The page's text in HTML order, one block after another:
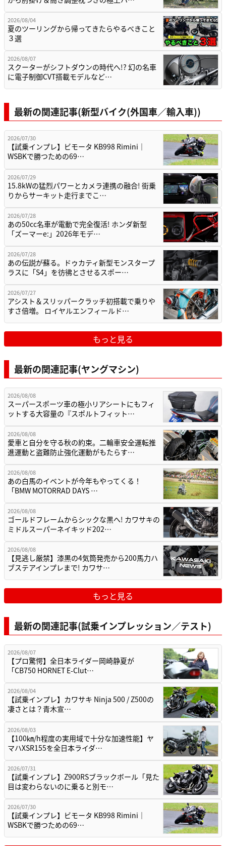
2026/08/04
夏のツーリングから帰ってきたらやるべきこと
３選
2026/08/07
スクーターがシフトダウンの時代へ!? 幻の名車
に電子制御CVT搭載モデルなど…
最新の関連記事(新型バイク(外国車／輸入車))
2026/07/30
【試乗インプレ】ビモータ KB998 Rimini｜
WSBKで勝つための69…
2026/07/29
15.8kWの猛烈パワーとカメラ連携の融合! 街乗
りからサーキット走行までこ…
2026/07/28
あの50cc名車が電動で完全復活! ホンダ新型
「ズーマーe:」2026年モデ…
2026/07/28
あの伝説が蘇る。ドゥカティ新型モンスタープ
ラスに「S4」を彷彿とさせるスポー…
2026/07/27
アシスト＆スリッパークラッチ初搭載で乗りや
すさ倍増。 ロイヤルエンフィールド…
もっと見る
最新の関連記事(ヤングマシン)
2026/08/08
スーパースポーツ車の極小リアシートにもフィ
ットする大容量の『スポルトフィット…
2026/08/08
愛車と自分を守る秋の約束。二輪車安全運転推
進運動と盗難防止強化運動がもたらす…
2026/08/08
あの白馬のイベントが今年もやってくる！
「BMW MOTORRAD DAYS …
2026/08/08
ゴールドフレームからシックな黒へ! カワサキの
ミドルスーパーネイキッド202…
2026/08/08
【見逃し厳禁】漆黒の4気筒発売から200馬力ハ
ブステアインプレまで! カワサ…
もっと見る
最新の関連記事(試乗インプレッション／テスト)
2026/08/07
【プロ驚愕】全日本ライダー岡崎静夏が
「CB750 HORNET E-Clut…
2026/08/04
【試乗インプレ】カワサキ Ninja 500 / Z500の
凄さとは？青木宣…
2026/08/03
【100㎞/h程度の実用域で十分な加速性能】ヤ
マハXSR155を全日本ライダ…
2026/07/31
【試乗インプレ】Z900RSブラックボール「見た
目は変わらないのに乗ると別モ…
2026/07/30
【試乗インプレ】ビモータ KB998 Rimini｜
WSBKで勝つための69…